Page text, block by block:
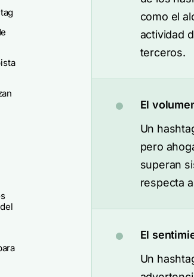
como el
actividad
terceros.
El
Un
pero
superan
respecta
El
Un